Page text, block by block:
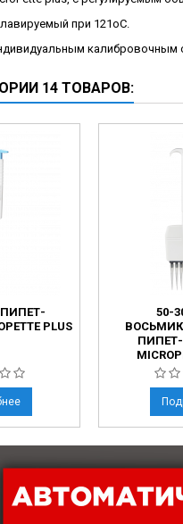
при 121оС.
калибровочным
14 ТОВАРОВ:
ПИПЕТ-
PLUS
50-